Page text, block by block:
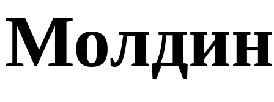
Молдин